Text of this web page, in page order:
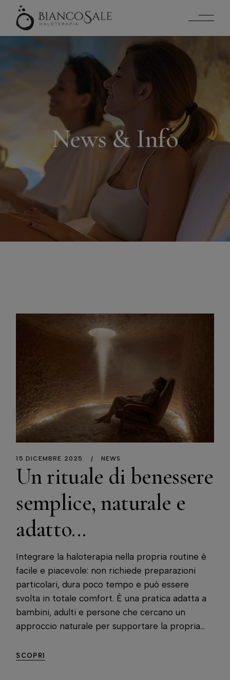
News & Info
15 DICEMBRE 2025 NEWS
Un rituale di benessere
semplice, naturale e
adatto...
Integrare la haloterapia nella propria routine è
facile e piacevole: non richiede preparazioni
particolari, dura poco tempo e può essere
svolta in totale comfort. È una pratica adatta a
bambini, adulti e persone che cercano un
approccio naturale per supportare la propria...
SCOPRI